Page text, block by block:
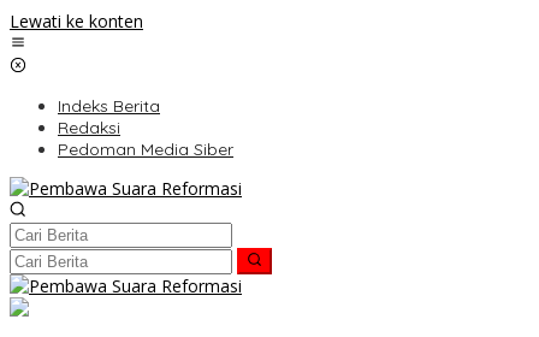
Lewati ke konten
Indeks Berita
Redaksi
Pedoman Media Siber